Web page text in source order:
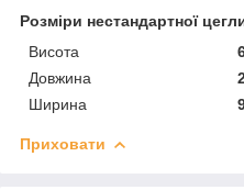
Розміри нестандартної
Висота
Довжина
Ширина
Приховати